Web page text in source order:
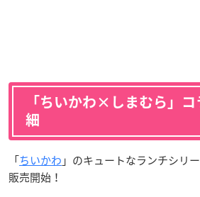
「ちいかわ×しまむら」
細
「ちいかわ 」のキュートなランチシリ
販売開始！